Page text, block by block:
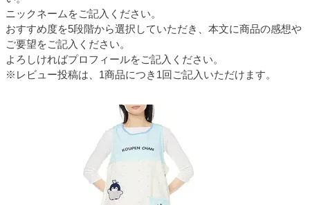
ニックネームをご記入ください。
おすすめ度を5段階から選択していただき、本文に商品の感想や
ご要望をご記入ください。
よろしければプロフィールをご記入ください。
※レビュー投稿は、1商品につき1回ご記入いただけます。